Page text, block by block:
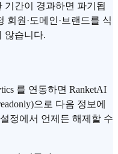
기간이 경과하면 파기됩
회원·도메인·브랜드를 식
않습니다.
를 연동하면 RanketAI
으로 다음 정보에
정에서 언제든 해제할 수